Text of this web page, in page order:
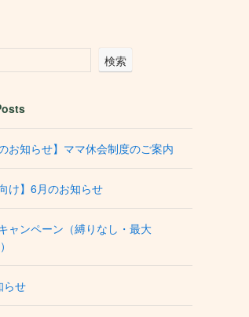
検索
お知らせ】ママ休会制度のご案内
け】6月のお知らせ
ャンペーン（縛りなし・最大
らせ